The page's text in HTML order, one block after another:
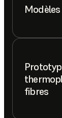
fibres